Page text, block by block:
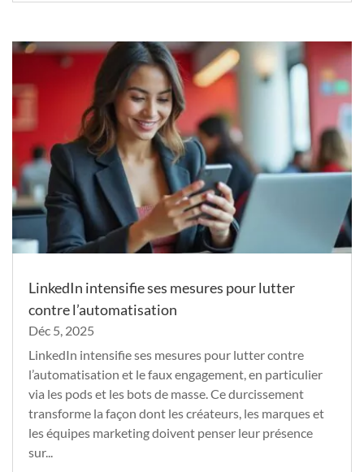
LinkedIn intensifie ses mesures pour lutter
contre l’automatisation
Déc 5, 2025
LinkedIn intensifie ses mesures pour lutter contre
l’automatisation et le faux engagement, en particulier
via les pods et les bots de masse. Ce durcissement
transforme la façon dont les créateurs, les marques et
les équipes marketing doivent penser leur présence
sur...